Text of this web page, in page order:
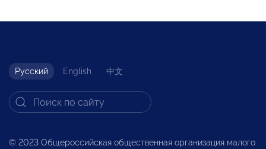
Русский English 中文
© 2023 Общероссийская общественная организация малого